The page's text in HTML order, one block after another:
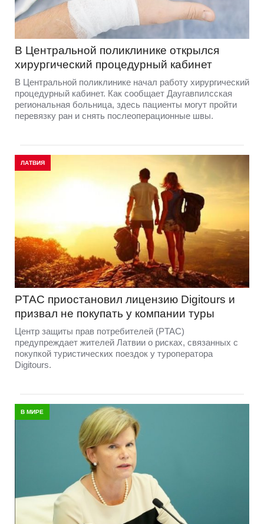
В Центральной поликлинике открылся
хирургический процедурный кабинет
В Центральной поликлинике начал работу хирургический
процедурный кабинет. Как сообщает Даугавпилсская
региональная больница, здесь пациенты могут пройти
перевязку ран и снять послеоперационные швы.
ЛАТВИЯ
PTAC приостановил лицензию Digitours и
призвал не покупать у компании туры
Центр защиты прав потребителей (PTAC)
предупреждает жителей Латвии о рисках, связанных с
покупкой туристических поездок у туроператора
Digitours.
В МИРЕ